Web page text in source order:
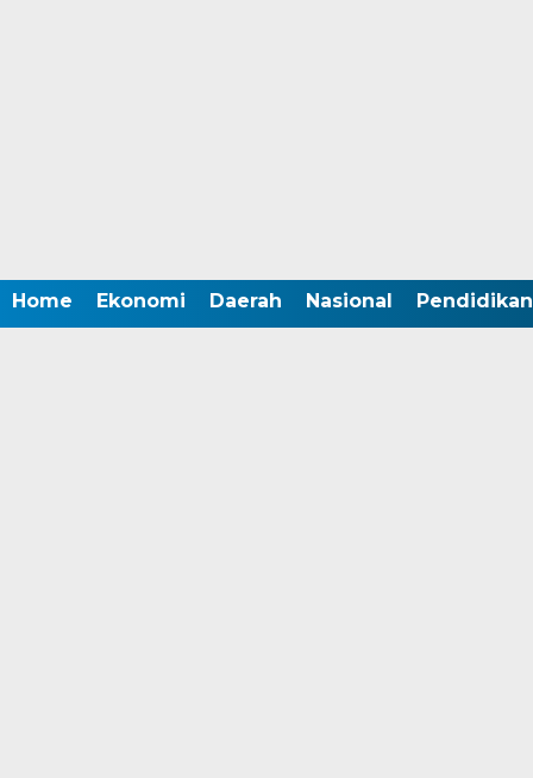
Home Ekonomi Daerah Nasional Pendidikan